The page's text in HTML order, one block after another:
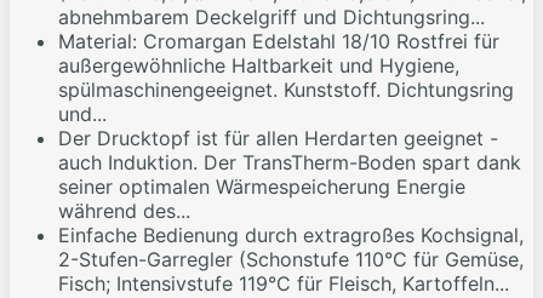
abnehmbarem Deckelgriff und Dichtungsring...
Material: Cromargan Edelstahl 18/10 Rostfrei für
außergewöhnliche Haltbarkeit und Hygiene,
spülmaschinengeeignet. Kunststoff. Dichtungsring
und...
Der Drucktopf ist für allen Herdarten geeignet -
auch Induktion. Der TransTherm-Boden spart dank
seiner optimalen Wärmespeicherung Energie
während des...
Einfache Bedienung durch extragroßes Kochsignal,
2-Stufen-Garregler (Schonstufe 110°C für Gemüse,
Fisch; Intensivstufe 119°C für Fleisch, Kartoffeln...